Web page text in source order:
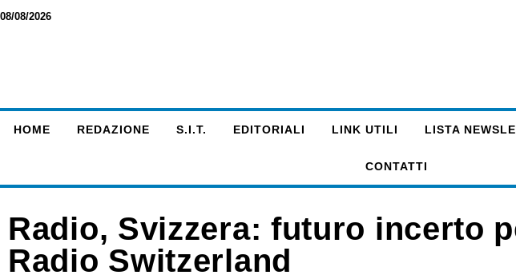
08/08/2026
HOME REDAZIONE S.I.T. EDITORIALI LINK UTILI LISTA
CONTATTI
Radio, Svizzera: futuro incerto
Radio Switzerland